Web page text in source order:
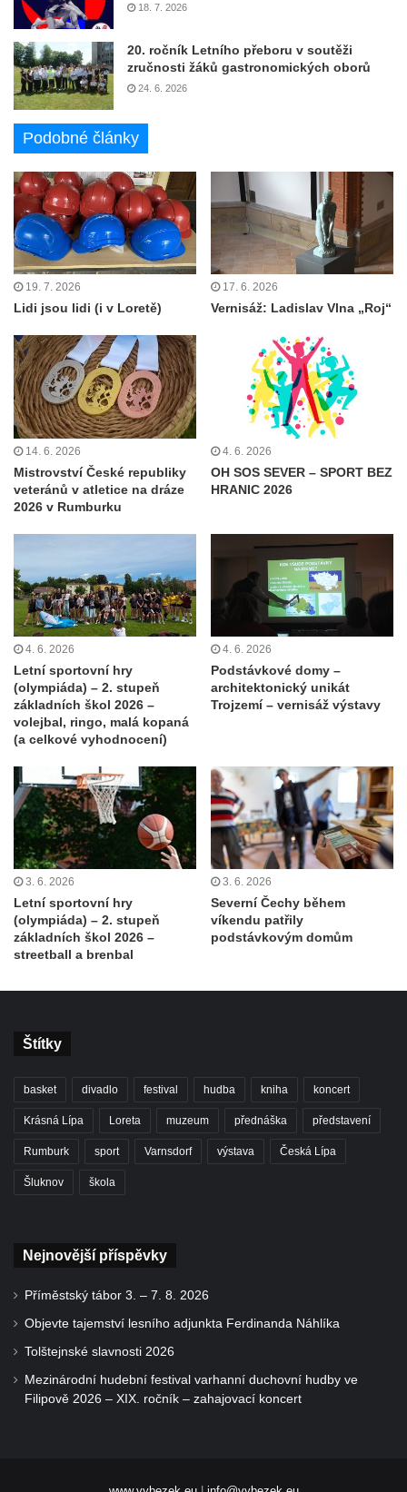
18. 7. 2026
20. ročník Letního přeboru v soutěži
zručnosti žáků gastronomických oborů
24. 6. 2026
Podobné články
19. 7. 2026
Lidi jsou lidi (i v Loretě)
17. 6. 2026
Vernisáž: Ladislav Vlna „Roj“
14. 6. 2026
Mistrovství České republiky
veteránů v atletice na dráze
2026 v Rumburku
4. 6. 2026
OH SOS SEVER – SPORT BEZ
HRANIC 2026
4. 6. 2026
Letní sportovní hry
(olympiáda) – 2. stupeň
základních škol 2026 –
volejbal, ringo, malá kopaná
(a celkové vyhodnocení)
4. 6. 2026
Podstávkové domy –
architektonický unikát
Trojzemí – vernisáž výstavy
3. 6. 2026
Letní sportovní hry
(olympiáda) – 2. stupeň
základních škol 2026 –
streetball a brenbal
3. 6. 2026
Severní Čechy během
víkendu patřily
podstávkovým domům
Štítky
basket divadlo festival hudba kniha koncert
Krásná Lípa Loreta muzeum přednáška představení
Rumburk sport Varnsdorf výstava Česká Lípa
Šluknov škola
Nejnovější příspěvky
Příměstský tábor 3. – 7. 8. 2026
Objevte tajemství lesního adjunkta Ferdinanda Náhlíka
Tolštejnské slavnosti 2026
Mezinárodní hudební festival varhanní duchovní hudby ve
Filipově 2026 – XIX. ročník – zahajovací koncert